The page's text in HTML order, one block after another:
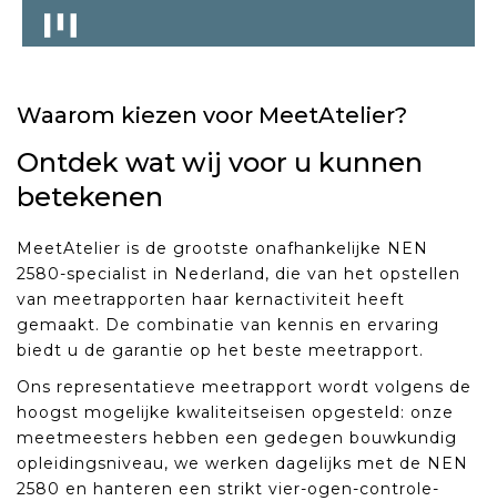
Waarom kiezen voor MeetAtelier?
Ontdek wat wij voor u kunnen
betekenen
MeetAtelier is de grootste onafhankelijke NEN
2580-specialist in Nederland, die van het opstellen
van meetrapporten haar kernactiviteit heeft
gemaakt. De combinatie van kennis en ervaring
biedt u de garantie op het beste meetrapport.
Ons representatieve meetrapport wordt volgens de
hoogst mogelijke kwaliteitseisen opgesteld: onze
meetmeesters hebben een gedegen bouwkundig
opleidingsniveau, we werken dagelijks met de NEN
2580 en hanteren een strikt vier-ogen-controle-